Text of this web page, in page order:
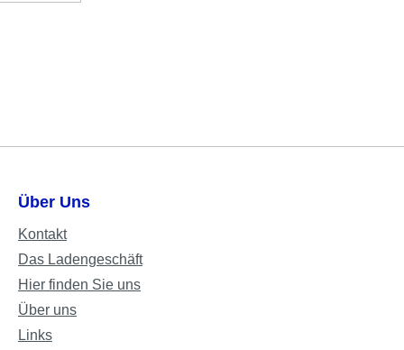
Über Uns
Kontakt
Das Ladengeschäft
Hier finden Sie uns
Über uns
Links